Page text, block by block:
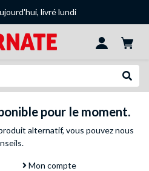
livré lundi
pour le moment.
alternatif, vous pouveznous
Mon compte